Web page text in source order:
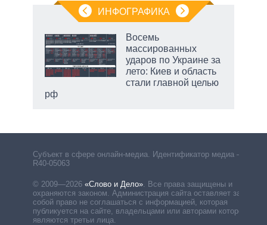
ИНФОГРАФИКА
Восемь
массированных
ударов по Украине за
лето: Киев и область
стали главной целью
рф
Субъект в сфере онлайн-медиа. Идентификатор медиа –
R40-05063
© 2009—2026 «Слово и Дело» Все права защищены и
охраняются законом. Администрация сайта оставляет за
собой право не соглашаться с информацией, которая
публикуется на сайте, владельцами или авторами которой
являются третьи лица.